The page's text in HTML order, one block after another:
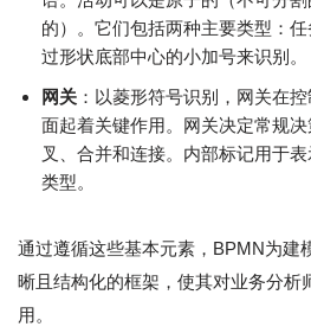
的）。它们包括两种主要类型：
过形状底部中心的小加号来识别。
网关 ：以菱形符号识别，网关在
面起着关键作用。网关决定常规
叉、合并和连接。内部标记用于
类型。
通过遵循这些基本元素，BPMN为建
晰且结构化的框架，使其对业务分析
用。